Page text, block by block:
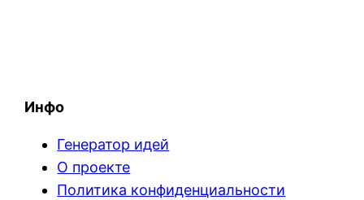
Инфо
Генератор идей
О проекте
Политика конфиденциальности